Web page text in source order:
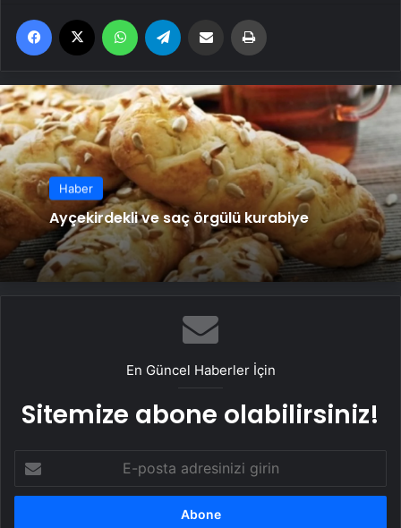
Facebook WhatsApp Email'den paylaş
Haber
Ayçekirdekli ve saç örgülü kurabiye
En Güncel Haberler İçin
Sitemize abone olabilirsiniz!
posta
adresinizi